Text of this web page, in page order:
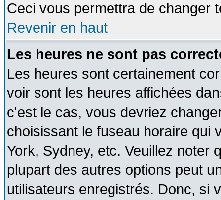
Ceci vous permettra de changer
Revenir en haut
Les heures ne sont pas
Les heures sont certainement
voir sont les heures affichées
c'est le cas, vous devriez
choisissant le fuseau horaire qui
York, Sydney, etc. Veuillez noter
plupart des autres options peut
utilisateurs enregistrés. Donc, si